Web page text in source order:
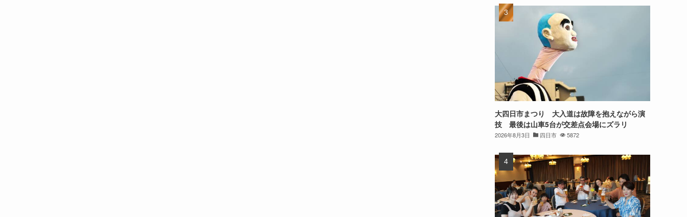
大四日市まつり 大入道は故障を抱えながら演
技 最後は山車5台が交差点会場にズラリ
2026年8月3日 四日市 5872